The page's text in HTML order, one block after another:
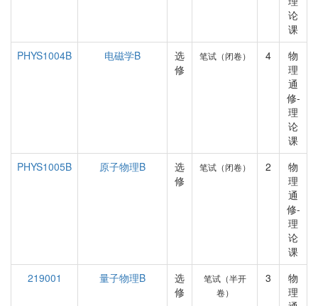
论
课
PHYS1004B
电磁学B
选
修
笔试（闭卷） 4
物
理
通
修-
理
论
课
PHYS1005B
原子物理B
选
修
笔试（闭卷） 2
物
理
通
修-
理
论
课
219001
量子物理B
选
修
笔试（半开
卷）
3
物
理